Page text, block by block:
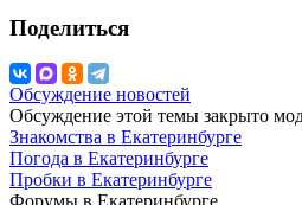
Поделиться
Обсуждение новостей
Обсуждение этой темы закрыто
Знакомства в Екатеринбурге
Погода в Екатеринбурге
Пробки в Екатеринбурге